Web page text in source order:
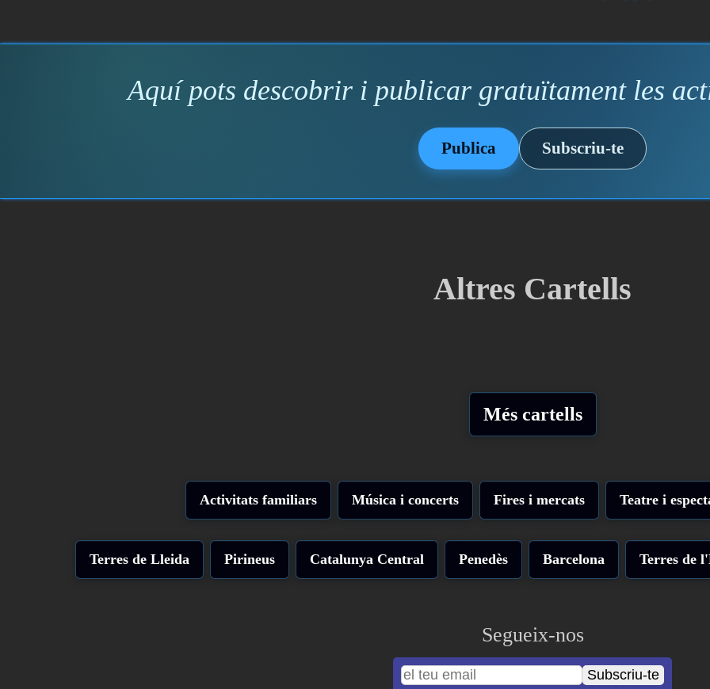
Aquí pots descobrir i publicar gratuïtament les
Publica Subscriu-te
Altres Cartells
Més cartells
Activitats familiars Música i concerts Fires i mercats Teatre i
Terres de Lleida Pirineus Catalunya Central Penedès Barcelona Terres de
Segueix-nos
Subscriu-te